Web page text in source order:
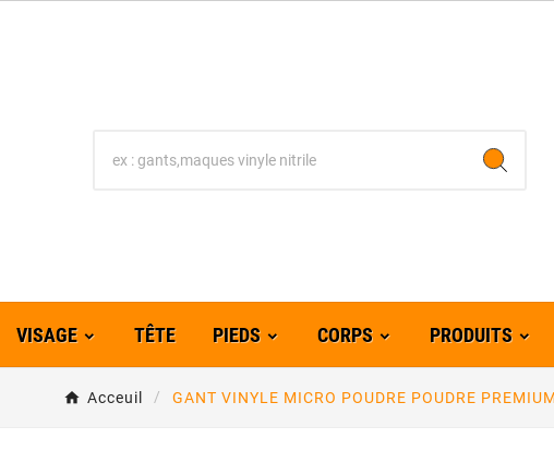
VISAGE TÊTE PIEDS CORPS PRODUITS
Acceuil GANT VINYLE MICRO POUDRE POUDRE